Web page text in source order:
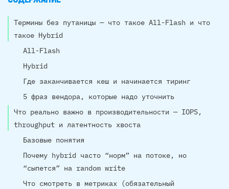
Термины без путаницы — что такое All-Flash и что
такое Hybrid
All-Flash
Hybrid
Где заканчивается кеш и начинается тиринг
5 фраз вендора, которые надо уточнить
Что реально важно в производительности — IOPS,
throughput и латентность хвоста
Базовые понятия
Почему hybrid часто “норм” на потоке, но
“сыпется” на random write
Что смотреть в метриках (обязательный